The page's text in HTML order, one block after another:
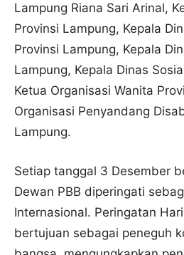
Lampung Riana Sari Arinal,
Provinsi Lampung, Kepala
Provinsi Lampung, Kepala
Lampung, Kepala Dinas
Ketua Organisasi Wanita
Organisasi Penyandang
Lampung.
Setiap tanggal 3 Desember
Dewan PBB diperingati
Internasional. Peringatan
bertujuan sebagai peneguh